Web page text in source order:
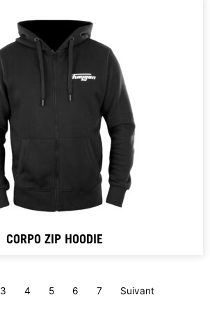
CORPO ZIP HOODIE
3 4 5 6 7 Suivant